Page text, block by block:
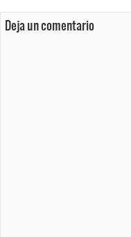
Deja un comentario